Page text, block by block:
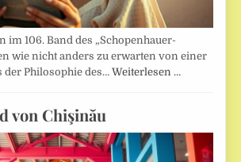
im 106. Band des „Schopenhauer-
wie nicht anders zu erwarten von einer
Philosophie des…Weiterlesen …
von Chişinău